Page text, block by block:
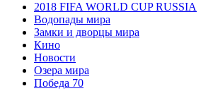
2018 FIFA WORLD CUP RUSSIA
Водопады мира
Замки и дворцы мира
Кино
Новости
Озера мира
Победа 70